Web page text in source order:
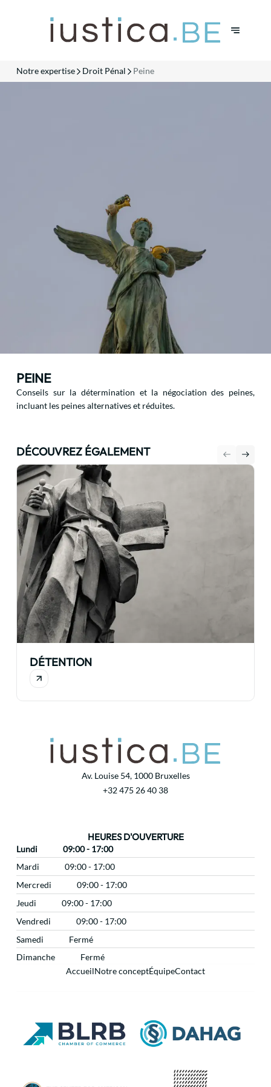
Notre expertise Droit Pénal Peine
PEINE
Conseils sur la détermination et la négociation des peines,
incluant les peines alternatives et réduites.
DÉCOUVREZ ÉGALEMENT
DÉTENTION
Av. Louise 54, 1000 Bruxelles
+32 475 26 40 38
HEURES D'OUVERTURE
Lundi
09:00 - 17:00
Mardi
09:00 - 17:00
Mercredi
09:00 - 17:00
Jeudi
09:00 - 17:00
Vendredi
09:00 - 17:00
Samedi
Fermé
Dimanche
Fermé
AccueilNotre conceptÉquipeContact